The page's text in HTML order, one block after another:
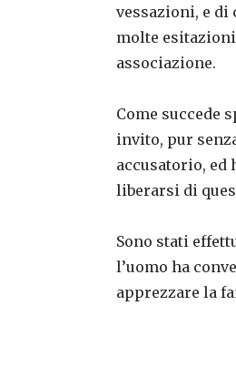
vessazioni, e di
molte
associazione.
Come succede
invito, pur
accusatorio, ed
liberarsi di
Sono stati
l’uomo ha
apprezzare la